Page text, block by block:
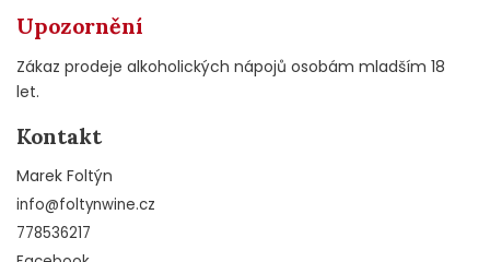
Upozornění
Zákaz prodeje alkoholických nápojů osobám mladším 18
let.
Kontakt
Marek Foltýn
info@foltynwine.cz
778536217